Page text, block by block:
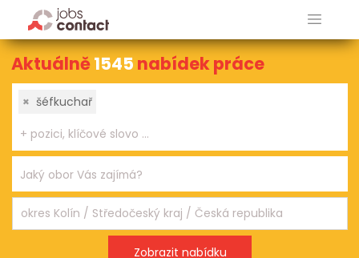
Aktuálně1545 nabídek práce
× šéfkuchař